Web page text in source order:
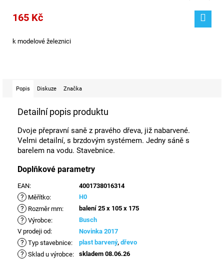
165 Kč
k modelové železnici
Popis Diskuze Značka
Detailní popis produktu
Dvoje přepravní saně z pravého dřeva, již nabarvené.
Velmi detailní, s brzdovým systémem. Jedny sáně s
barelem na vodu. Stavebnice.
Doplňkové parametry
EAN: 4001738016314
? Měřítko: H0
? Rozměr mm: balení 25 x 105 x 175
? Výrobce:
Busch
V prodeji od: Novinka 2017
? Typ stavebnice: plast barvený, dřevo
? Sklad u výrobce: skladem 08.06.26